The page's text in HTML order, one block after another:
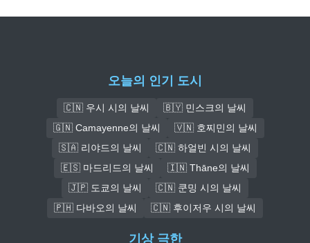
오늘의 인기 도시
🇨🇳 우시 시의 날씨
🇧🇾 민스크의 날씨
🇬🇳 Camayenne의 날씨
🇻🇳 호찌민의 날씨
🇸🇦 리야드의 날씨
🇨🇳 하얼빈 시의 날씨
🇪🇸 마드리드의 날씨
🇮🇳 Thāne의 날씨
🇯🇵 도쿄의 날씨
🇨🇳 쿤밍 시의 날씨
🇵🇭 다바오의 날씨
🇨🇳 후이저우 시의 날씨
기상 극한